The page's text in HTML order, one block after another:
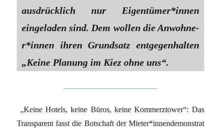
ausdrücklich nur Ei­gen­tü­me­r*in­nen
eingeladen sind. Dem wollen die An­woh­ne­
r*in­nen ihren Grundsatz entgegenhalten
„Keine Planung im Kiez ohne uns“.
„Keine Hotels, keine Büros, keine Kommerztower“: Das
Transparent fasst die Botschaft der Mie­te­r*in­nen­de­mons­tra­t